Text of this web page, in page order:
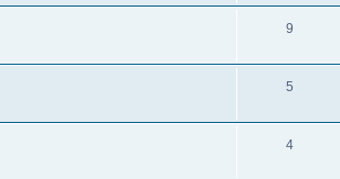
9
5
4